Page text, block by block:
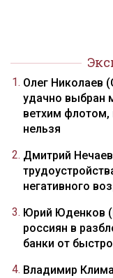
Олег Николаев
удачно выбран
ветхим
нельзя
Дмитрий
негативного
Юрий Юденков
россиян в
банки от
Владимир